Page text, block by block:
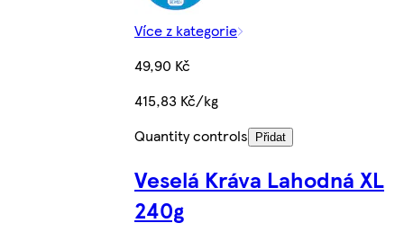
Více z kategorie
49,90 Kč
415,83 Kč/kg
Quantity controls
Přidat
Veselá Kráva Lahodná XL
240g